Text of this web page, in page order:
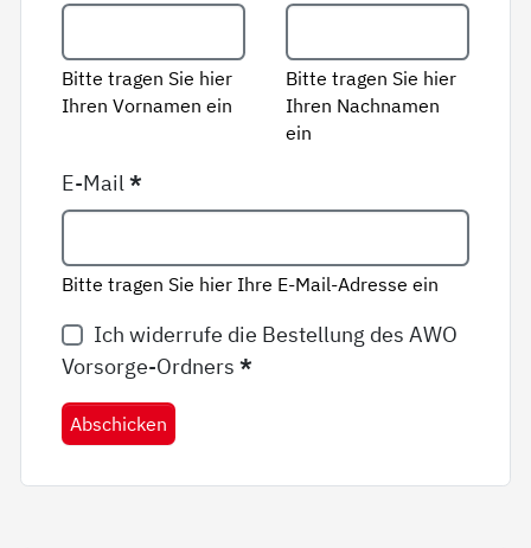
Bitte tragen Sie hier
Ihren Vornamen ein
Bitte tragen Sie hier
Ihren Nachnamen
ein
E-Mail*
Bitte tragen Sie hier Ihre E-Mail-Adresse ein
Ich widerrufe die Bestellung des AWO
Vorsorge-Ordners*
Abschicken